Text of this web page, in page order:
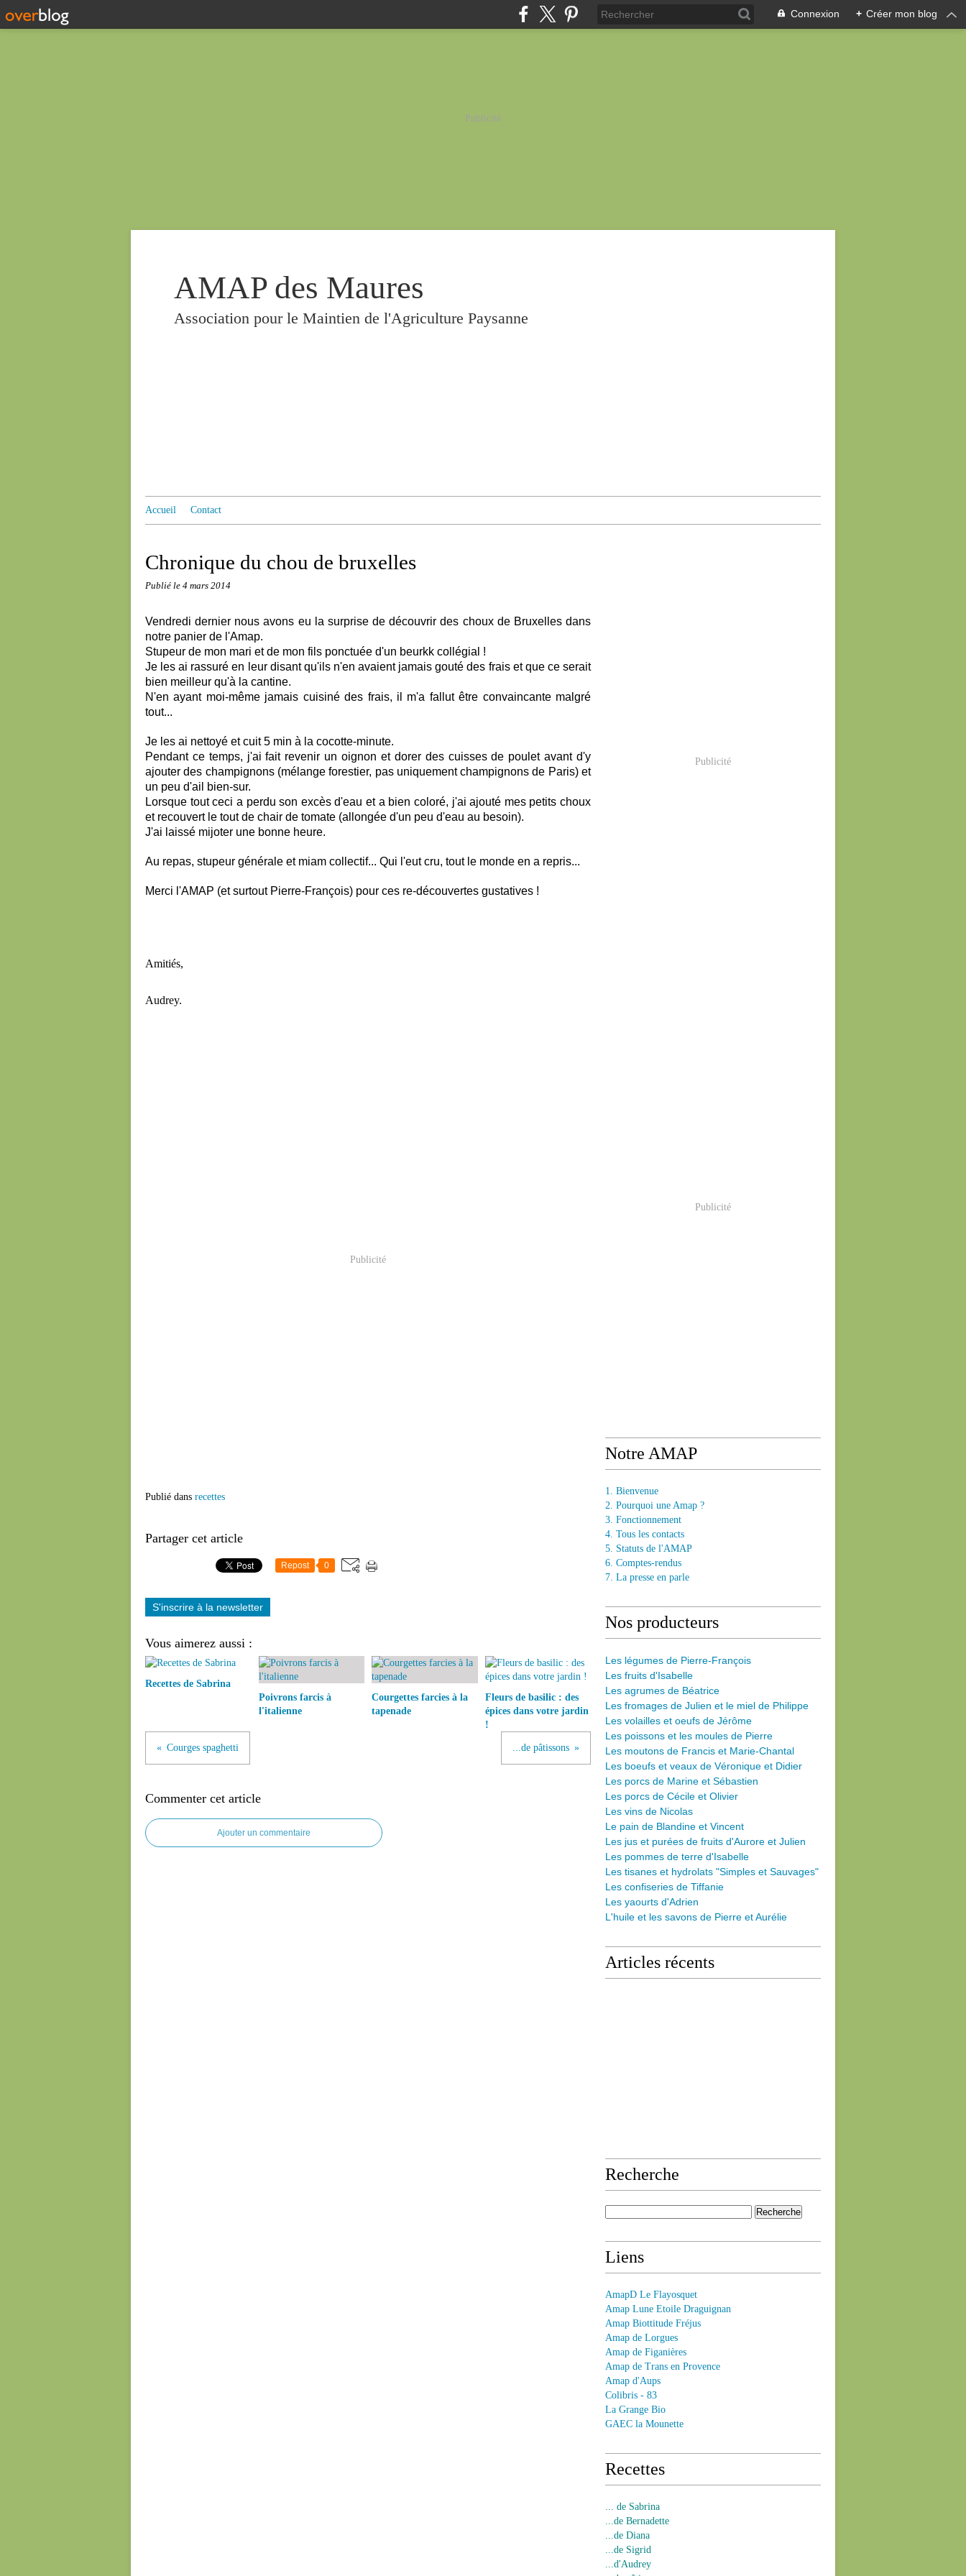
Connexion + Créer mon blog
Publicité
AMAP des Maures
Association pour le Maintien de l'Agriculture Paysanne
Accueil Contact
Chronique du chou de bruxelles
Publié le 4 mars 2014
Vendredi dernier nous avons eu la surprise de découvrir des choux de Bruxelles dans
notre panier de l'Amap.
Stupeur de mon mari et de mon fils ponctuée d'un beurkk collégial !
Je les ai rassuré en leur disant qu'ils n'en avaient jamais gouté des frais et que ce serait
bien meilleur qu'à la cantine.
N'en ayant moi-même jamais cuisiné des frais, il m'a fallut être convaincante malgré
tout...
Je les ai nettoyé et cuit 5 min à la cocotte-minute.
Pendant ce temps, j'ai fait revenir un oignon et dorer des cuisses de poulet avant d'y
ajouter des champignons (mélange forestier, pas uniquement champignons de Paris) et
un peu d'ail bien-sur.
Lorsque tout ceci a perdu son excès d'eau et a bien coloré, j'ai ajouté mes petits choux
et recouvert le tout de chair de tomate (allongée d'un peu d'eau au besoin).
J'ai laissé mijoter une bonne heure.
Au repas, stupeur générale et miam collectif... Qui l'eut cru, tout le monde en a repris...
Merci l'AMAP (et surtout Pierre-François) pour ces re-découvertes gustatives !
Amitiés,
Audrey.
Publicité
Publié dans recettes
Partager cet article
Repost 0
S'inscrire à la newsletter
Vous aimerez aussi :
Recettes de Sabrina
Poivrons farcis à
l'italienne
Courgettes farcies à la
tapenade
Fleurs de basilic : des
épices dans votre jardin
!
Courges spaghetti ...de pâtissons
Commenter cet article
Ajouter un commentaire
Publicité
Publicité
Notre AMAP
1. Bienvenue
2. Pourquoi une Amap ?
3. Fonctionnement
4. Tous les contacts
5. Statuts de l'AMAP
6. Comptes-rendus
7. La presse en parle
Nos producteurs
Les légumes de Pierre-François
Les fruits d'Isabelle
Les agrumes de Béatrice
Les fromages de Julien et le miel de Philippe
Les volailles et oeufs de Jérôme
Les poissons et les moules de Pierre
Les moutons de Francis et Marie-Chantal
Les boeufs et veaux de Véronique et Didier
Les porcs de Marine et Sébastien
Les porcs de Cécile et Olivier
Les vins de Nicolas
L e pain de Blandine et Vincent
Les jus et purées de fruits d'Aurore et Julien
Les pommes de terre d'Isabelle
Les tisanes et hydrolats "Simples et Sauvages"
Les confiseries de Tiffanie
Les yaourts d'Adrien
L'huile et les savons de Pierre et Aurélie
Articles récents
Recherche
Liens
AmapD Le Flayosquet
Amap Lune Etoile Draguignan
Amap Biottitude Fréjus
Amap de Lorgues
Amap de Figanières
Amap de Trans en Provence
Amap d'Aups
Colibris - 83
La Grange Bio
GAEC la Mounette
Recettes
... de Sabrina
...de Bernadette
...de Diana
...de Sigrid
...d'Audrey